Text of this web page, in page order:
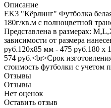
Описание
EK3 "Кёрлинг" Футболка
180г/кв.м с полноцветной
Представлена в размерах:
зависимости от размера
руб.120х85 мм - 475 руб.180 х
574 руб.<br>Срок
стоимость футболки с учетом
Отзывы
Отзывы
Нет оценок
Оставить отзыв